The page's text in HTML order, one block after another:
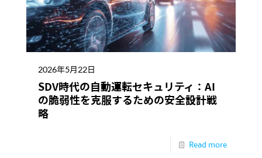
2026年5月22日
SDV時代の自動運転セキュリティ：AI
の脆弱性を克服するための安全設計戦
略
Read more